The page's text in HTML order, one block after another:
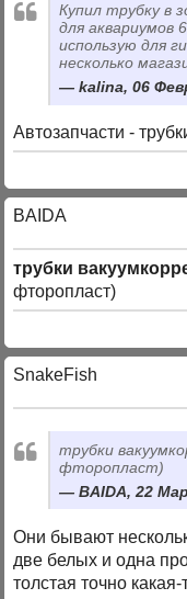
Купил трубку в
для аквариумов
использую для
несколько
kalina, 06
Автозапчасти -
BAIDA
трубки
фторопласт)
SnakeFish
трубки
фторопласт)
BAIDA, 22
Они бывают
две белых и одна
толстая точно